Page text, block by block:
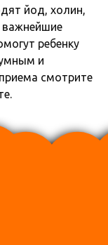
йод, холин,
важнейшие
ребенку
и
смотрите